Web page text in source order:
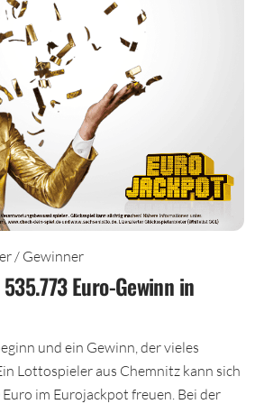
/ Gewinner
Euro-Gewinn in
und ein Gewinn, der vieles
Lottospieler aus Chemnitz kann sich
im Eurojackpot freuen. Bei der